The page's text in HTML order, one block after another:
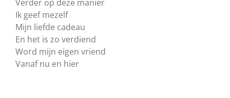
Verder op deze manier
Ik geef mezelf
Mijn liefde cadeau
En het is zo verdiend
Word mijn eigen vriend
Vanaf nu en hier